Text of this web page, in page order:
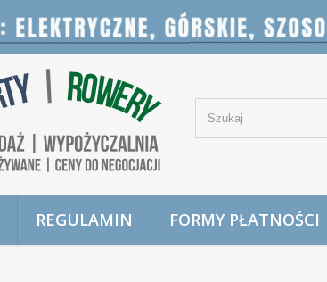
REGULAMIN FORMY PŁATNOŚCI